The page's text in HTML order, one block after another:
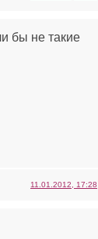
бы не такие
11.01.2012, 17:28